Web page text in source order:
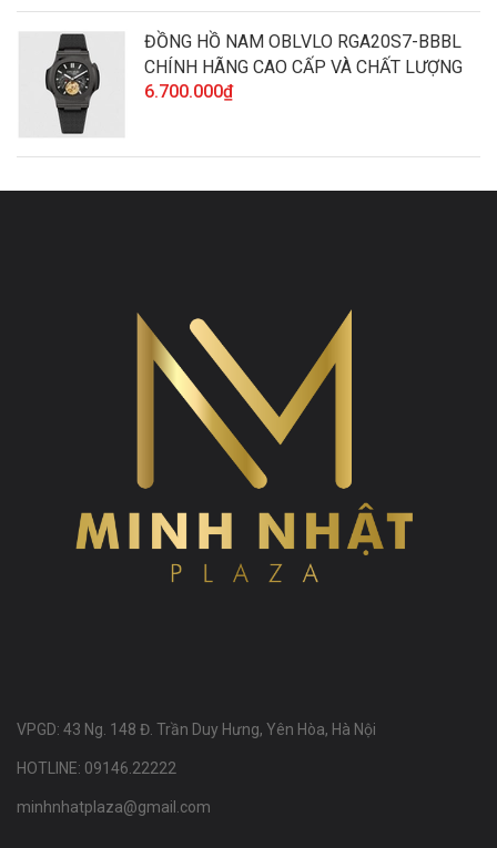
ĐỒNG HỒ NAM OBLVLO RGA20S7-BBBL
CHÍNH HÃNG CAO CẤP VÀ CHẤT LƯỢNG
6.700.000₫
VPGD: 43 Ng. 148 Đ. Trần Duy Hưng, Yên Hòa, Hà Nội
HOTLINE: 09146.22222
minhnhatplaza@gmail.com